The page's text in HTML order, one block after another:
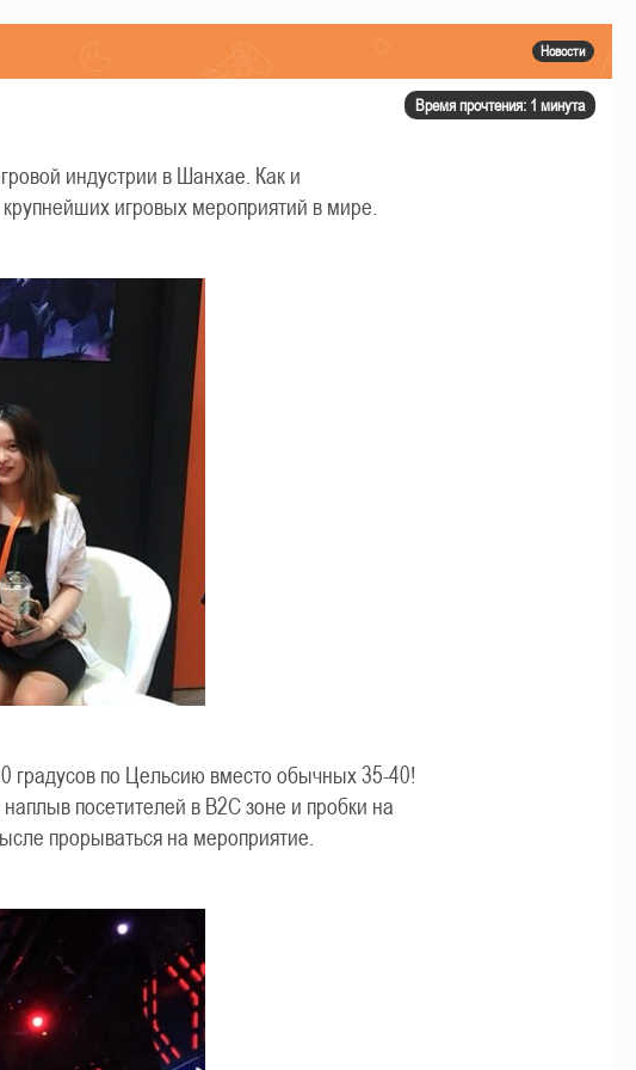
Новости
Время прочтения: 1 минута
индустрии в Шанхае. Как и
игровых мероприятий в мире.
градусов по Цельсию вместо обычных 35-40!
посетителей в B2C зоне и пробки на
прорываться на мероприятие.